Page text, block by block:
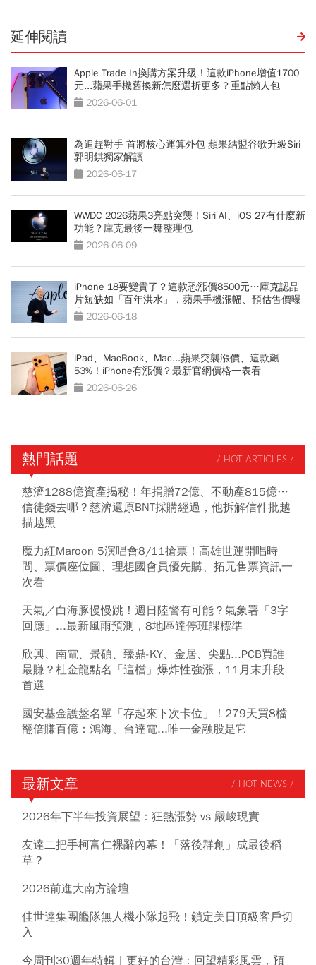
延伸閱讀
Apple Trade In換購方案升級！這款iPhone增值1700
元...蘋果手機舊換新怎麼選折更多？重點懶人包
2026-06-01
為追趕對手 首將核心運算外包 蘋果結盟谷歌升級Siri
郭明錤獨家解讀
2026-06-17
WWDC 2026蘋果3亮點突襲！Siri AI、iOS 27有什麼新
功能？庫克最後一舞整理包
2026-06-09
iPhone 18要變貴了？這款恐漲價8500元…庫克認晶
片短缺如「百年洪水」，蘋果手機漲幅、預估售價曝
光 2026-06-18
iPad、MacBook、Mac...蘋果突襲漲價、這款飆
53%！iPhone有漲價？最新官網價格一表看
2026-06-26
熱門話題 / HOT ARTICLES /
慈濟1288億資產揭秘！年捐贈72億、不動產815億…
信徒錢去哪？慈濟還原BNT採購經過，他拆解信件批越
描越黑
魔力紅Maroon 5演唱會8/11搶票！高雄世運開唱時
間、票價座位圖、理想國會員優先購、拓元售票資訊一
次看
天氣／白海豚慢慢跳！週日陸警有可能？氣象署「3字
回應」...最新風雨預測，8地區達停班課標準
欣興、南電、景碩、臻鼎-KY、金居、尖點...PCB買誰
最賺？杜金龍點名「這檔」爆炸性強漲，11月末升段
首選
國安基金護盤名單「存起來下次卡位」！279天買8檔
翻倍賺百億：鴻海、台達電...唯一金融股是它
最新文章 / HOT NEWS /
2026年下半年投資展望：狂熱漲勢 vs 嚴峻現實
友達二把手柯富仁裸辭內幕！「落後群創」成最後稻
草？
2026前進大南方論壇
佳世達集團艦隊無人機小隊起飛！鎖定美日頂級客戶切
入
今周刊30週年特輯｜更好的台灣：回望精彩風雲，預